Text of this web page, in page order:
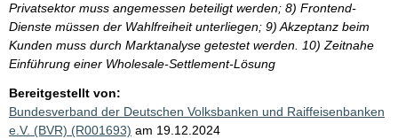
Privatsektor muss angemessen beteiligt werden; 8) Frontend-
Dienste müssen der Wahlfreiheit unterliegen; 9) Akzeptanz beim
Kunden muss durch Marktanalyse getestet werden. 10) Zeitnahe
Einführung einer Wholesale-Settlement-Lösung
Bereitgestellt von:
Bundesverband der Deutschen Volksbanken und Raiffeisenbanken
e.V. (BVR) (R001693) am 19.12.2024